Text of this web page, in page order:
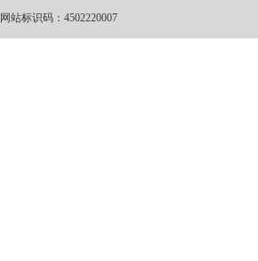
网站标识码：4502220007